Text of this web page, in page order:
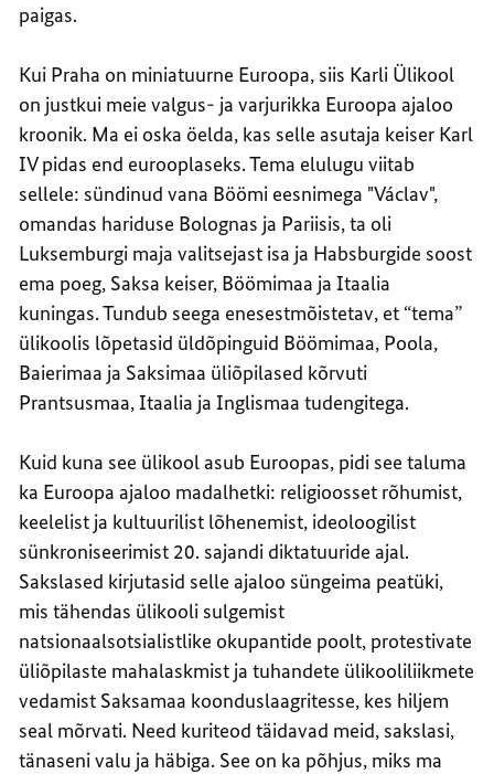
paigas.
Kui Praha on miniatuurne Euroopa, siis Karli Ülikool
on justkui meie valgus- ja varjurikka Euroopa ajaloo
kroonik. Ma ei oska öelda, kas selle asutaja keiser Karl
IV pidas end eurooplaseks. Tema elulugu viitab
sellele: sündinud vana Böömi eesnimega "Václav",
omandas hariduse Bolognas ja Pariisis, ta oli
Luksemburgi maja valitsejast isa ja Habsburgide soost
ema poeg, Saksa keiser, Böömimaa ja Itaalia
kuningas. Tundub seega enesestmõistetav, et “tema”
ülikoolis lõpetasid üldõpinguid Böömimaa, Poola,
Baierimaa ja Saksimaa üliõpilased kõrvuti
Prantsusmaa, Itaalia ja Inglismaa tudengitega.
Kuid kuna see ülikool asub Euroopas, pidi see taluma
ka Euroopa ajaloo madalhetki: religioosset rõhumist,
keelelist ja kultuurilist lõhenemist, ideoloogilist
sünkroniseerimist 20. sajandi diktatuuride ajal.
Sakslased kirjutasid selle ajaloo süngeima peatüki,
mis tähendas ülikooli sulgemist
natsionaalsotsialistlike okupantide poolt, protestivate
üliõpilaste mahalaskmist ja tuhandete ülikooliliikmete
vedamist Saksamaa koonduslaagritesse, kes hiljem
seal mõrvati. Need kuriteod täidavad meid, sakslasi,
tänaseni valu ja häbiga. See on ka põhjus, miks ma